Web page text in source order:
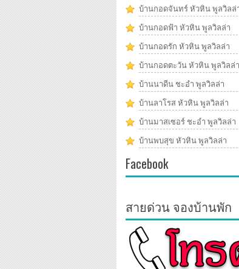
บ้านกอดจันทร์ หัวหิน พูลวิลล่
บ้านกอดฟ้า หัวหิน พูลวิลล่า
บ้านกอดรัก หัวหิน พูลวิลล่า
บ้านกอดตะวัน หัวหิน พูลวิลล่า
บ้านนาดีน ชะอำ พูลวิลล่า
บ้านลาโรส หัวหิน พูลวิลล่า
บ้านมาสเซอร์ ชะอำ พูลวิลล่า
บ้านพบสุข หัวหิน พูลวิลล่า
Facebook
สายด่วน จองบ้านพัก